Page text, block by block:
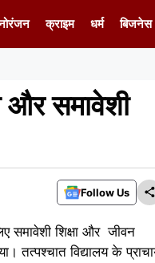
क्राइम धर्म बिजनेस
और समावेशी
Follow Us
समावेशी शिक्षा और जीवन
तत्पश्चात विद्यालय के